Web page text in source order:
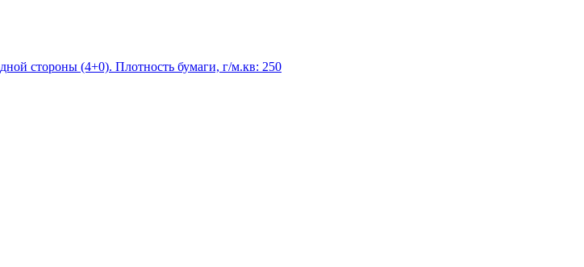
стороны (4+0). Плотность бумаги, г/м.кв: 250